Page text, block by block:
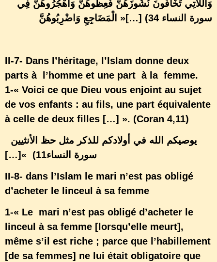
وَاللَّاتِي تَخَافُونَ نُشُوزَهُنَّ فَعِظُوهُنَّ وَاهْجُرُوهُنَّ فِي
الْمَضَاجِعِ وَاضْرِبُوهُنَّ
»[…] (سورة النساء 34
II-7- Dans l’héritage, l’Islam donne deux
parts à l’homme et une part à la femme.
1-« Voici ce que Dieu vous enjoint au sujet
de vos enfants : au fils, une part équivalente
à celle de deux filles […] ». (Coran 4,11)
يوصيكم الله في أولادكم للذكر مثل حظ الأنثيين
II-8- dans l’Islam le mari n’est pas obligé
d’acheter le linceul à sa femme
1-« Le mari n’est pas obligé d’acheter le
linceul à sa femme [lorsqu’elle meurt],
même s’il est riche ; parce que l’habillement
[de sa femmes] ne lui était obligatoire que